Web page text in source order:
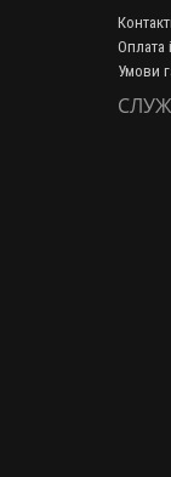
Оплата
Умови